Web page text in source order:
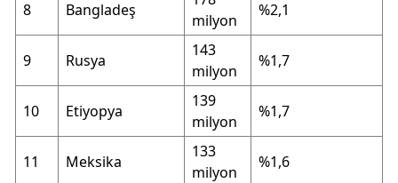
8 Bangladeş
milyon
%2,1
9 Rusya
143
milyon
%1,7
10 Etiyopya
139
milyon
%1,7
11 Meksika
133
milyon
%1,6